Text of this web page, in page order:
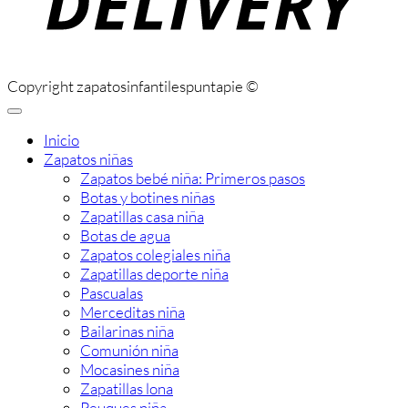
Copyright zapatosinfantilespuntapie ©
Inicio
Zapatos niñas
Zapatos bebé niña: Primeros pasos
Botas y botines niñas
Zapatillas casa niña
Botas de agua
Zapatos colegiales niña
Zapatillas deporte niña
Pascualas
Merceditas niña
Bailarinas niña
Comunión niña
Mocasines niña
Zapatillas lona